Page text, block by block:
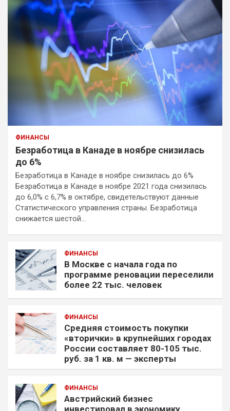
ФИНАНСЫ
Безработица в Канаде в ноябре снизилась
до 6%
Безработица в Канаде в ноябре снизилась до 6%
Безработица в Канаде в ноябре 2021 года снизилась
до 6,0% с 6,7% в октябре, свидетельствуют данные
Статистического управления страны. Безработица
снижается шестой…
ФИНАНСЫ
В Москве с начала года по
программе реновации переселили
более 22 тыс. человек
ФИНАНСЫ
Средняя стоимость покупки
«вторички» в крупнейших городах
России составляет 80-105 тыс.
руб. за 1 кв. м — эксперты
ФИНАНСЫ
Австрийский бизнес